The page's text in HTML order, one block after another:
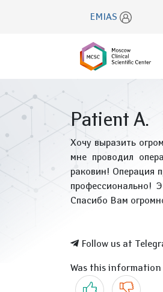
EMIAS
Patient A.
Хочу выразить
мне проводил
раковин! Операция
профессионально!
Спасибо Вам
Follow us at
Was this
Yes No